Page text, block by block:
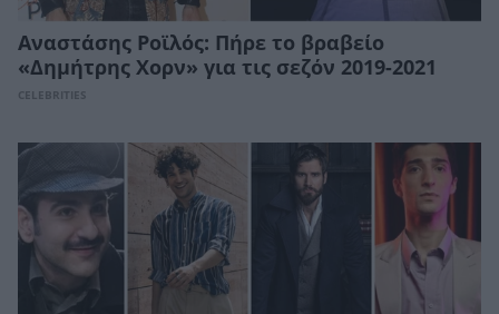
Αναστάσης Ροϊλός: Πήρε το βραβείο
«Δημήτρης Χορν» για τις σεζόν 2019-2021
CELEBRITIES